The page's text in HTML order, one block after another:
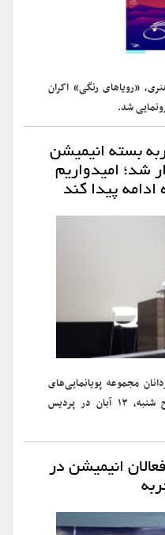
«رویاهای رنگی» اکران
شد.
بسته انیمیشن
شد؛ امیدواریم
ادامه پیدا کند
مجموعه پویانمایی‌های
کوتاه هنری «رویاهای رنگی» صبح شنبه، ۱۳ آبان در پردیس
انیمیشن در